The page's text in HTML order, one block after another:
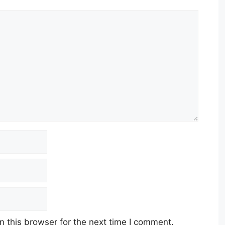
this browser for the next time I comment.